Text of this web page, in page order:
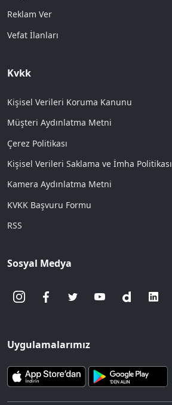
Reklam Ver
Vefat İlanları
Kvkk
Kişisel Verileri Koruma Kanunu
Müşteri Aydınlatma Metni
Çerez Politikası
Kişisel Verileri Saklama ve İmha Politikası
Kamera Aydınlatma Metni
KVKK Başvuru Formu
RSS
Sosyal Medya
Uygulamalarımız